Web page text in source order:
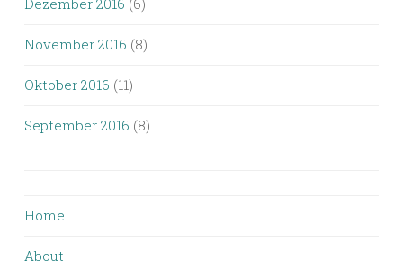
Dezember 2016 (6)
November 2016 (8)
Oktober 2016 (11)
September 2016 (8)
Home
About